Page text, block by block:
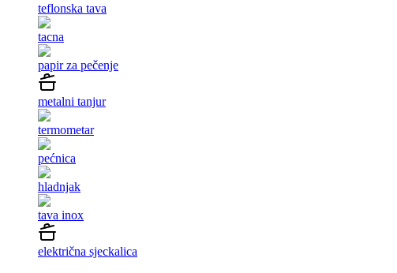
teflonska tava
tacna
papir za pečenje
metalni tanjur
termometar
pećnica
hladnjak
tava inox
električna sjeckalica